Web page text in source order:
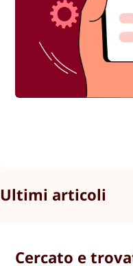
Ultimi articoli
Cercato e